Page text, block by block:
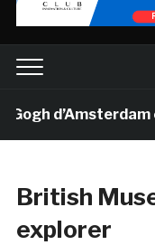
d’Amsterdam et
British
explorer